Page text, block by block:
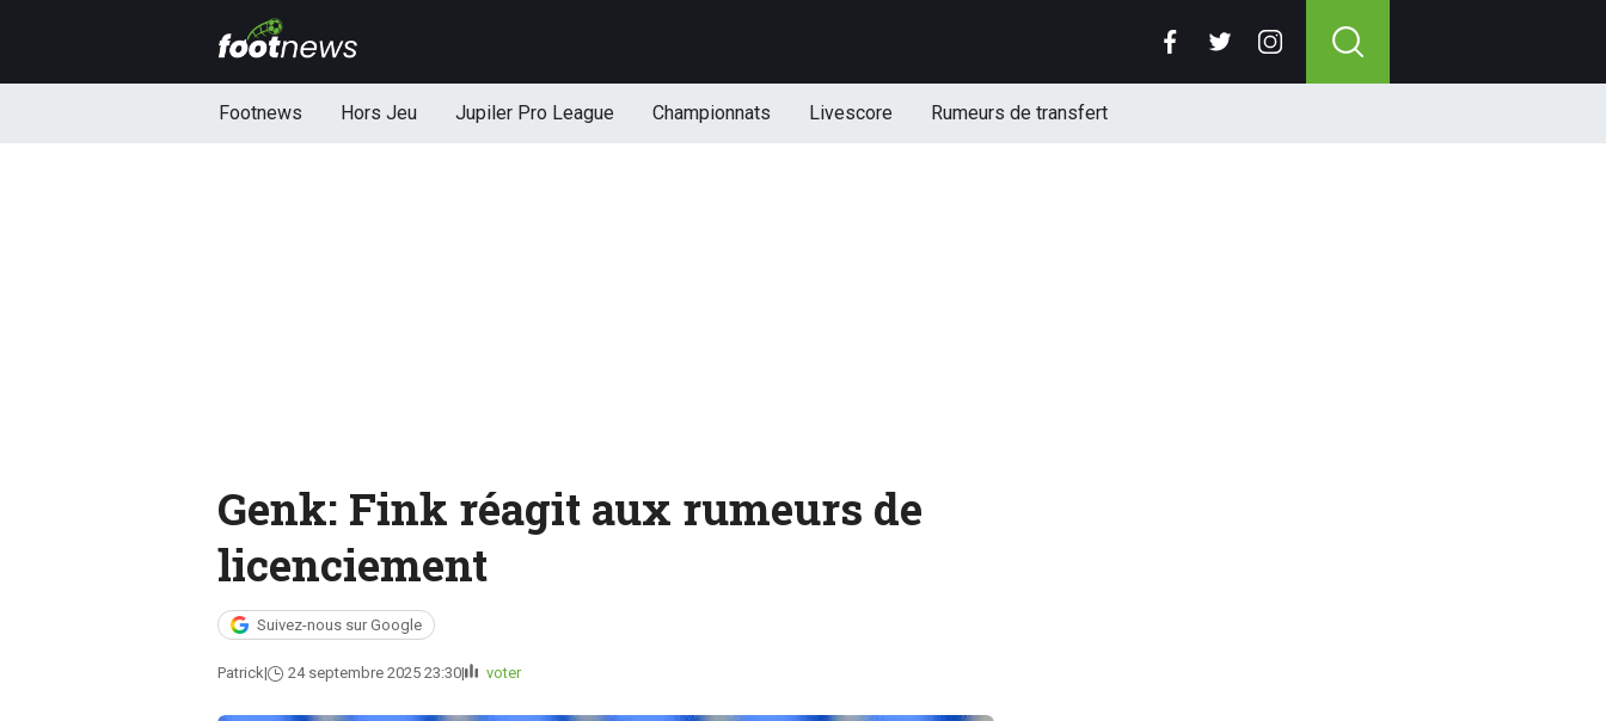
Footnews Hors Jeu Jupiler Pro League Championnats Livescore Rumeurs de transfert
Genk: Fink réagit aux rumeurs de
licenciement
Suivez-nous sur Google
Patrick 24 septembre 2025 23:30 voter